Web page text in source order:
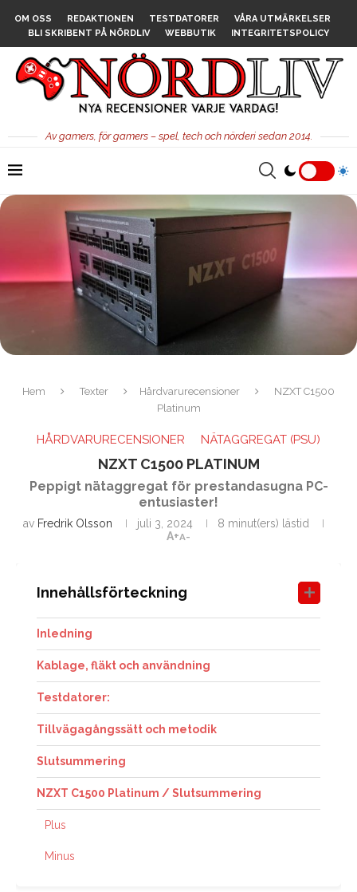
OM OSS REDAKTIONEN TESTDATORER
VÅRA UTMÄRKELSER
BLI SKRIBENT PÅ NÖRDLIV
WEBBUTIK INTEGRITETSPOLICY
Av gamers, för gamers – spel, tech och nörderi sedan 2014.
Hem Texter Hårdvarurecensioner
NZXT C1500
Platinum
HÅRDVARURECENSIONER NÄTAGGREGAT (PSU)
NZXT C1500 PLATINUM
Peppigt nätaggregat för prestandasugna PC-
entusiaster!
av Fredrik Olsson juli 3, 2024
8 minut(ers) lästid
A+A-
Innehållsförteckning
Inledning
Kablage, fläkt och användning
Testdatorer:
Tillvägagångssätt och metodik
Slutsummering
NZXT C1500 Platinum / Slutsummering
Plus
Minus